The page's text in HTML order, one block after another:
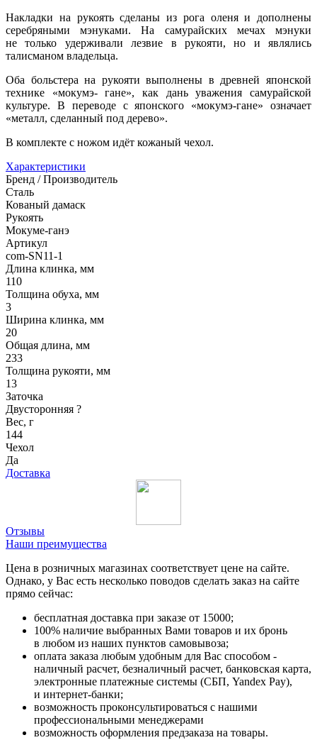
Накладки на рукоять сделаны из рога оленя и дополнены
серебряными мэнуками. На самурайских мечах мэнуки
не только удерживали лезвие в рукояти, но и являлись
талисманом владельца.
Оба больстера на рукояти выполнены в древней японской
технике «мокумэ- гане», как дань уважения самурайской
культуре. В переводе с японского «мокумэ-гане» означает
«металл, сделанный под дерево».
В комплекте с ножом идёт кожаный чехол.
Характеристики
Бренд / Производитель
Сталь
Кованый дамаск
Рукоять
Мокуме-ганэ
Артикул
com-SN11-1
Длина клинка, мм
110
Толщина обуха, мм
3
Ширина клинка, мм
20
Общая длина, мм
233
Толщина рукояти, мм
13
Заточка
Двусторонняя ?
Вес, г
144
Чехол
Да
Доставка
Отзывы
Наши преимущества
Цена в розничных магазинах соответствует цене на сайте.
Однако, у Вас есть несколько поводов сделать заказ на сайте
прямо сейчас:
бесплатная доставка при заказе от 15000;
100% наличие выбранных Вами товаров и их бронь
в любом из наших пунктов самовывоза;
оплата заказа любым удобным для Вас способом -
наличный расчет, безналичный расчет, банковская карта,
электронные платежные системы (СБП, Yandex Pay),
и интернет-банки;
возможность проконсультироваться с нашими
профессиональными менеджерами
возможность оформления предзаказа на товары.